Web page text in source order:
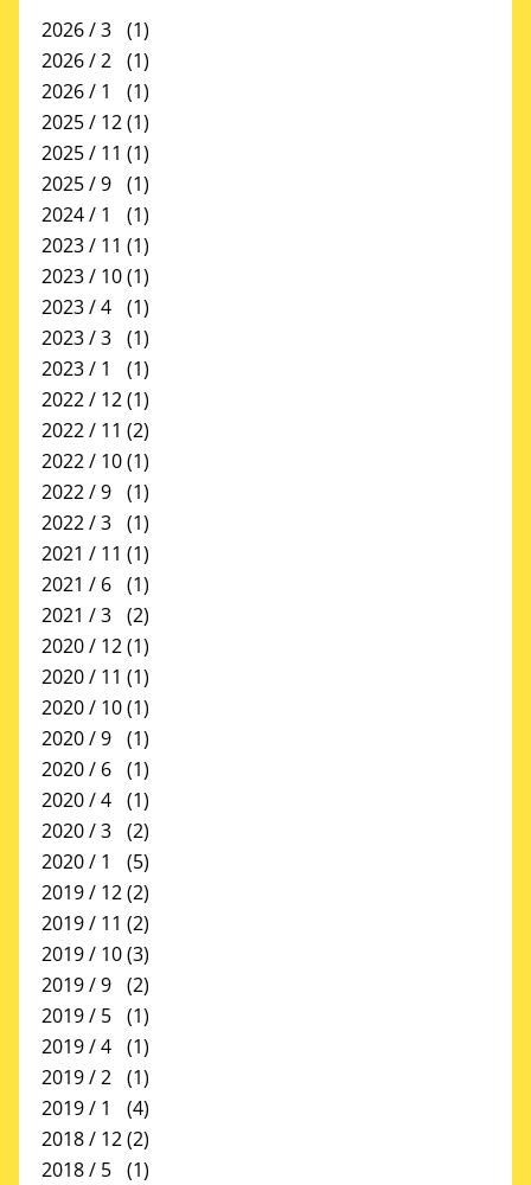
2026 / 3 (1)
2026 / 2 (1)
2026 / 1
(1)
2025 / 12(1)
2025 / 11 (1)
2025 / 9 (1)
2024 / 1
(1)
2023 / 11 (1)
2023 / 10(1)
2023 / 4 (1)
2023 / 3 (1)
2023 / 1
(1)
2022 / 12(1)
2022 / 11 (2)
2022 / 10(1)
2022 / 9 (1)
2022 / 3 (1)
2021 / 11 (1)
2021 / 6 (1)
2021 / 3 (2)
2020 / 12(1)
2020 / 11 (1)
2020 / 10(1)
2020 / 9 (1)
2020 / 6 (1)
2020 / 4 (1)
2020 / 3 (2)
2020 / 1
(5)
2019 / 12(2)
2019 / 11 (2)
2019 / 10(3)
2019 / 9 (2)
2019 / 5 (1)
2019 / 4 (1)
2019 / 2 (1)
2019 / 1
(4)
2018 / 12(2)
2018 / 5 (1)